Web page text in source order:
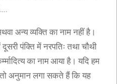
अन्य व्यक्ति का नाम नहीं है।
पंक्ति में नरपतिः तथा चौथी
का नाम आया है। यदि हम
अनुमान लगा सकते हैं कि यह